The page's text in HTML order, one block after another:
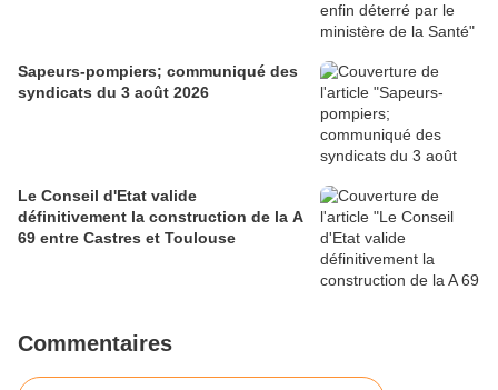
Sapeurs-pompiers; communiqué des
syndicats du 3 août 2026
Le Conseil d'Etat valide
définitivement la construction de la A
69 entre Castres et Toulouse
Commentaires